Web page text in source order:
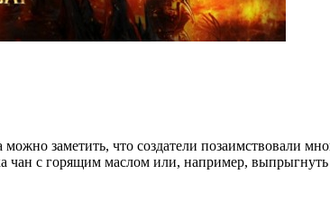
можно заметить, что создатели позаимствовали
чан с горящим маслом или, например,